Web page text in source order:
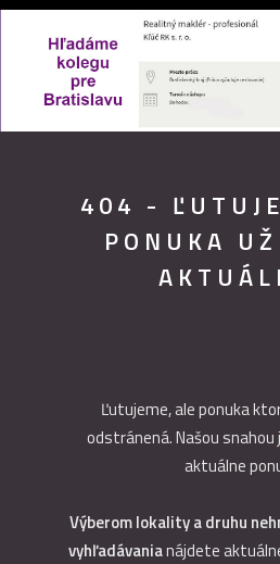
404 -
PONUKA
Ľutujeme, ale ponuka
odstránená. Našou
aktuálne
Výberom lokality a druhu
vyhľadávanianájdete